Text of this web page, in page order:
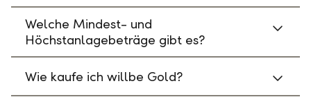
Welche Mindest- und
Höchstanlagebeträge gibt es?
Wie kaufe ich willbe Gold?